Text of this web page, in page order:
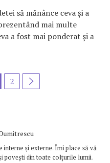
să mănânce ceva și a
mai multe
a fost mai ponderat și a
2
și externe. Îmi place să vă
povești din toate colțurile lumii.